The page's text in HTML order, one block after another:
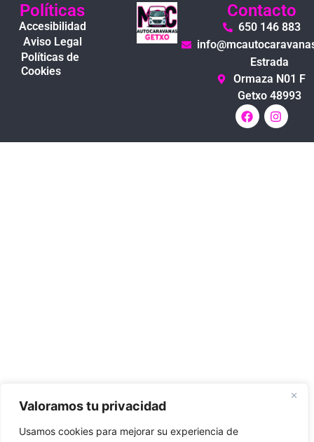
Valoramos tu privacidad
Usamos cookies para mejorar su experiencia de
Políticas
Accesibilidad
Aviso Legal
Políticas de
Cookies
Contacto
650 146 883
Estrada
Ormaza N01 F
Getxo 48993